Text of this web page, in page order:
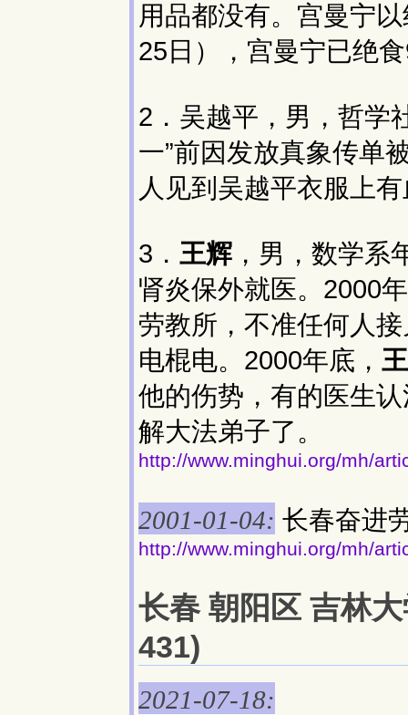
用品都没有。宫曼宁
25日），宫曼宁已绝
2．吴越平，男，哲学
一”前因发放真象传单
人见到吴越平衣服上
3． 王辉 ，男，数学
肾炎保外就医。2000
劳教所，不准任何人
电棍电。2000年底，
他的伤势，有的医生
解大法弟子了。
http://www.minghui.org/mh/
2001-01-04: 长春奋进
http://www.minghui.org/mh/
长春 朝阳区 吉林
431)
2021-07-18: